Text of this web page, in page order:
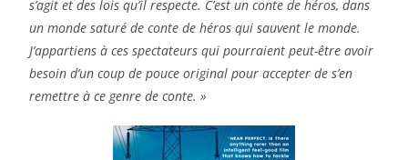
s’agit et des lois qu’il respecte. C’est un conte de héros, dans
un monde saturé de conte de héros qui sauvent le monde.
J’appartiens à ces spectateurs qui pourraient peut-être avoir
besoin d’un coup de pouce original pour accepter de s’en
remettre à ce genre de conte. »